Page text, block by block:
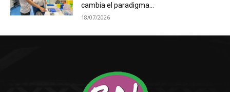
cambia el paradigma...
18/07/2026